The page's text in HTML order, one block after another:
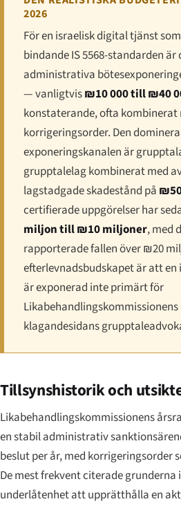
2026
För en israelisk digital tjänst
bindande IS 5568-standarden är
administrativa
— vanligtvis₪10 000 till ₪40
konstaterande, ofta kombinerat
korrigeringsorder. Den
exponeringskanalen är
grupptalelag kombinerat med
lagstadgade skadestånd på
certifierade uppgörelser har
miljon till ₪10 miljoner, med
rapporterade fallen över ₪20
efterlevnadsbudskapet är att
är exponerad inte primärt för
klagandesidans
Tillsynshistorik och
Likabehandlingskommissionens
en stabil administrativ
beslut per år, med korrigeringsorder
De mest frekvent citerade
underlåtenhet att upprätthålla en